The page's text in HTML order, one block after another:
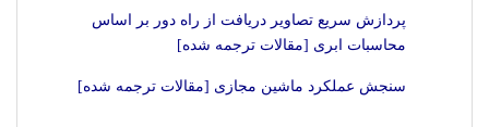
پردازش سریع تصاویر دریافت از راه دور بر اساس
محاسبات ابری [مقالات ترجمه شده]
سنجش عملکرد ماشین مجازی [مقالات ترجمه شده]